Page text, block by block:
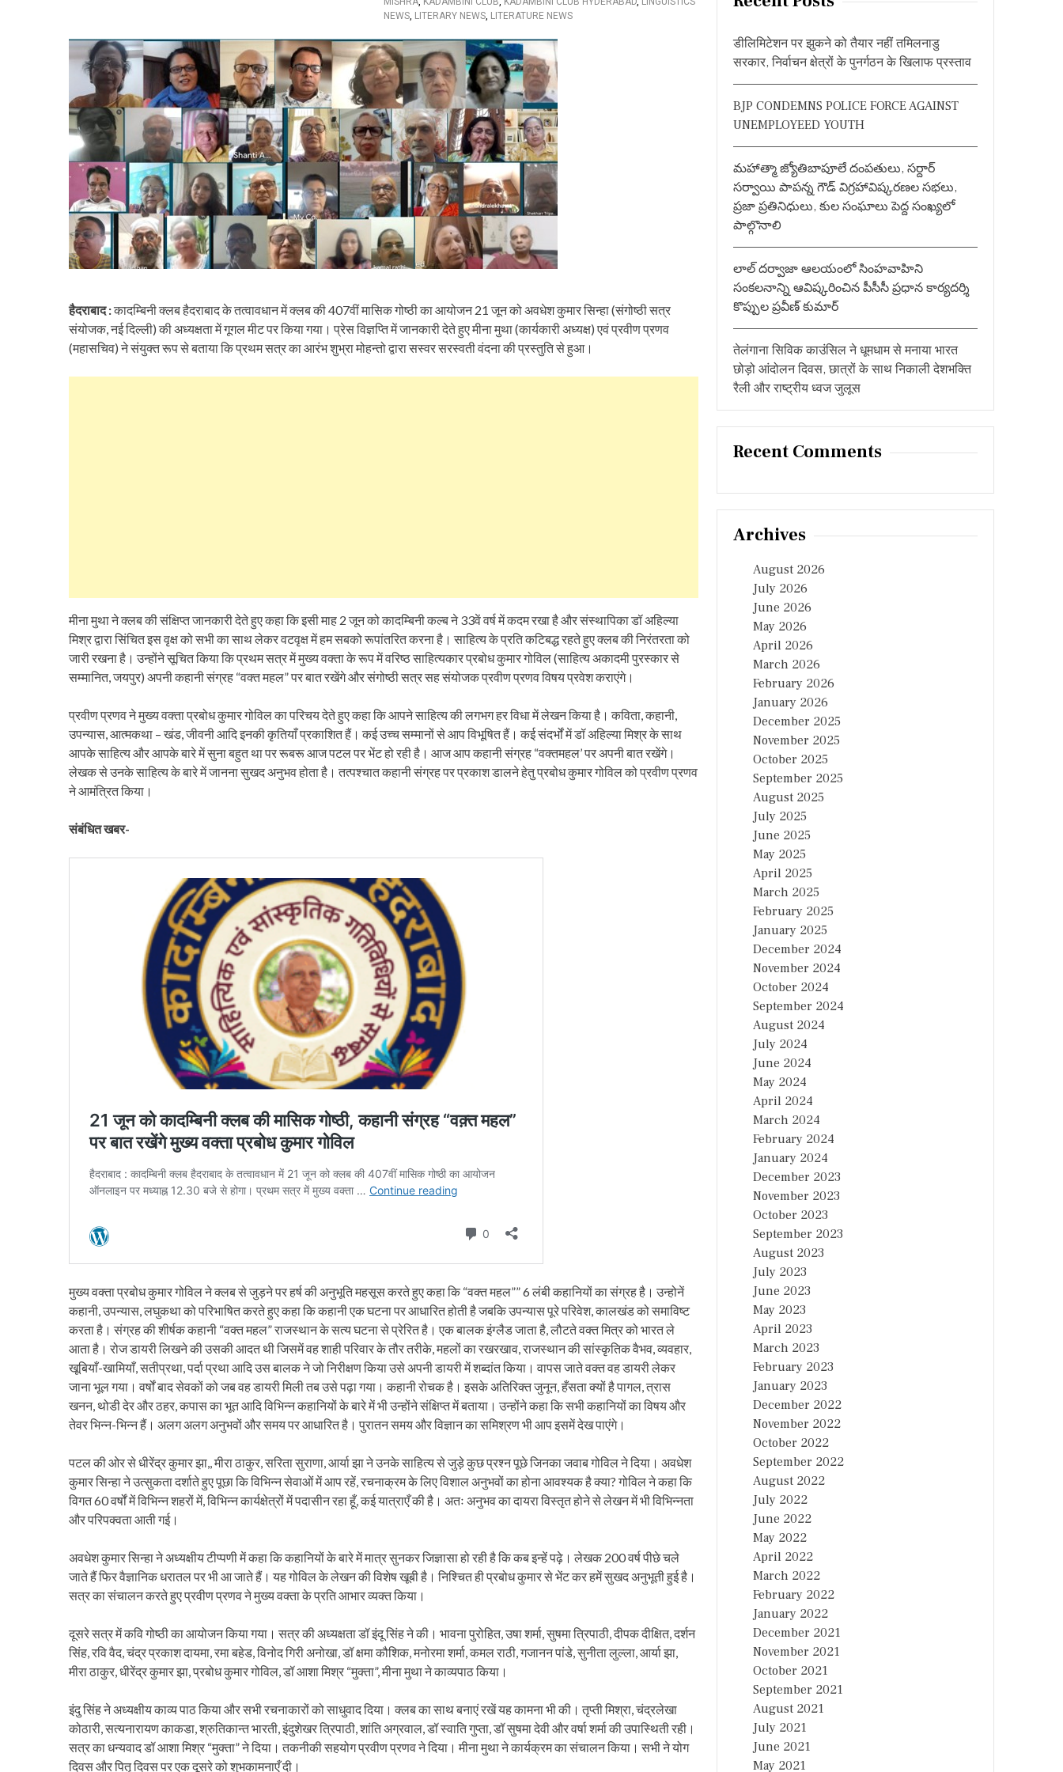
NEWS, LITERARY NEWS, LITERATURE NEWS
हैदराबाद :कादम्बिनी क्लब हैदराबाद के तत्वावधान में क्लब की 407वीं मासिक गोष्ठी का आयोजन 21 जून को अवधेश कुमार सिन्हा (संगोष्ठी सत्र
संयोजक, नई दिल्ली) की अध्यक्षता में गूगल मीट पर किया गया। प्रेस विज्ञप्ति में जानकारी देते हुए मीना मुथा (कार्यकारी अध्यक्ष) एवं प्रवीण प्रणव
(महासचिव) ने संयुक्त रूप से बताया कि प्रथम सत्र का आरंभ शुभ्रा मोहन्तो द्वारा सस्वर सरस्वती वंदना की प्रस्तुति से हुआ।
मीना मुथा ने क्लब की संक्षिप्त जानकारी देते हुए कहा कि इसी माह 2 जून को कादम्बिनी कल्ब ने 33वें वर्ष में कदम रखा है और संस्थापिका डॉ अहिल्या
मिश्र द्वारा सिंचित इस वृक्ष को सभी का साथ लेकर वटवृक्ष में हम सबको रूपांतरित करना है। साहित्य के प्रति कटिबद्ध रहते हुए क्लब की निरंतरता को
जारी रखना है। उन्होंने सूचित किया कि प्रथम सत्र में मुख्य वक्ता के रूप में वरिष्ठ साहित्यकार प्रबोध कुमार गोविल (साहित्य अकादमी पुरस्कार से
सम्मानित, जयपुर) अपनी कहानी संग्रह “वक्त महल” पर बात रखेंगे और संगोष्ठी सत्र सह संयोजक प्रवीण प्रणव विषय प्रवेश कराएंगे।
प्रवीण प्रणव ने मुख्य वक्ता प्रबोध कुमार गोविल का परिचय देते हुए कहा कि आपने साहित्य की लगभग हर विधा में लेखन किया है। कविता, कहानी,
उपन्यास, आत्मकथा – खंड, जीवनी आदि इनकी कृतियाँ प्रकाशित हैं। कई उच्च सम्मानों से आप विभूषित हैं। कई संदर्भों में डॉ अहिल्या मिश्र के साथ
आपके साहित्य और आपके बारे में सुना बहुत था पर रूबरू आज पटल पर भेंट हो रही है। आज आप कहानी संग्रह “वक्तमहल’ पर अपनी बात रखेंगे।
लेखक से उनके साहित्य के बारे में जानना सुखद अनुभव होता है। तत्पश्चात कहानी संग्रह पर प्रकाश डालने हेतु प्रबोध कुमार गोविल को प्रवीण प्रणव
ने आमंत्रित किया।
संबंधित खबर-
मुख्य वक्ता प्रबोध कुमार गोविल ने क्लब से जुड़ने पर हर्ष की अनुभूति महसूस करते हुए कहा कि “वक्त महल”” 6 लंबी कहानियों का संग्रह है। उन्होनें
कहानी, उपन्यास, लघुकथा को परिभाषित करते हुए कहा कि कहानी एक घटना पर आधारित होती है जबकि उपन्यास पूरे परिवेश, कालखंड को समाविष्ट
करता है। संग्रह की शीर्षक कहानी “वक्त महल” राजस्थान के सत्य घटना से प्रेरित है। एक बालक इंग्लैड जाता है, लौटते वक्त मित्र को भारत ले
आता है। रोज डायरी लिखने की उसकी आदत थी जिसमें वह शाही परिवार के तौर तरीके, महलों का रखरखाव, राजस्थान की सांस्कृतिक वैभव, व्यवहार,
खूबियाँ-खामियाँ, सतीप्रथा, पर्दा प्रथा आदि उस बालक ने जो निरीक्षण किया उसे अपनी डायरी में शब्दांत किया। वापस जाते वक्त वह डायरी लेकर
जाना भूल गया। वर्षों बाद सेवकों को जब वह डायरी मिली तब उसे पढ़ा गया। कहानी रोचक है। इसके अतिरिक्त जुनून, हँसता क्यों है पागल, त्रास
खनन, थोडी देर और ठहर, कपास का भूत आदि विभिन्न कहानियों के बारे में भी उन्होंने संक्षिप्त में बताया। उन्होंने कहा कि सभी कहानियों का विषय और
तेवर भिन्न-भिन्न हैं। अलग अलग अनुभवों और समय पर आधारित है। पुरातन समय और विज्ञान का समिश्रण भी आप इसमें देख पाएंगे।
पटल की ओर से धीरेंद्र कुमार झा,, मीरा ठाकुर, सरिता सुराणा, आर्या झा ने उनके साहित्य से जुड़े कुछ प्रश्न पूछे जिनका जवाब गोविल ने दिया। अवधेश
कुमार सिन्हा ने उत्सुकता दर्शाते हुए पूछा कि विभिन्न सेवाओं में आप रहें, रचनाक्रम के लिए विशाल अनुभवों का होना आवश्यक है क्या? गोविल ने कहा कि
विगत 60 वर्षों में विभिन्न शहरों में, विभिन्न कार्यक्षेत्रों में पदासीन रहा हूँ, कई यात्राएँ की है। अतः अनुभव का दायरा विस्तृत होने से लेखन में भी विभिन्नता
और परिपक्वता आती गई।
अवधेश कुमार सिन्हा ने अध्यक्षीय टीप्पणी में कहा कि कहानियों के बारे में मात्र सुनकर जिज्ञासा हो रही है कि कब इन्हें पढ़े। लेखक 200 वर्ष पीछे चले
जाते हैं फिर वैज्ञानिक धरातल पर भी आ जाते हैं। यह गोविल के लेखन की विशेष खूबी है। निश्चित ही प्रबोध कुमार से भेंट कर हमें सुखद अनुभूती हुई है।
सत्र का संचालन करते हुए प्रवीण प्रणव ने मुख्य वक्ता के प्रति आभार व्यक्त किया।
दूसरे सत्र में कवि गोष्ठी का आयोजन किया गया। सत्र की अध्यक्षता डॉ इंदू सिंह ने की। भावना पुरोहित, उषा शर्मा, सुषमा त्रिपाठी, दीपक दीक्षित, दर्शन
सिंह, रवि वैद, चंद्र प्रकाश दायमा, रमा बहेड, विनोद गिरी अनोखा, डॉ क्षमा कौशिक, मनोरमा शर्मा, कमल राठी, गजानन पांडे, सुनीता लुल्ला, आर्या झा,
मीरा ठाकुर, धीरेंद्र कुमार झा, प्रबोध कुमार गोविल, डॉ आशा मिश्र “मुक्ता”, मीना मुथा ने काव्यपाठ किया।
इंदु सिंह ने अध्यक्षीय काव्य पाठ किया और सभी रचनाकारों को साधुवाद दिया। क्लब का साथ बनाएं रखें यह कामना भी की। तृप्ती मिश्रा, चंद्रलेखा
कोठारी, सत्यनारायण काकडा, श्रुतिकान्त भारती, इंदुशेखर त्रिपाठी, शांति अग्रवाल, डॉ स्वाति गुप्ता, डॉ सुषमा देवी और वर्षा शर्मा की उपास्थिती रही।
सत्र का धन्यवाद डॉ आशा मिश्र “मुक्ता” ने दिया। तकनीकी सहयोग प्रवीण प्रणव ने दिया। मीना मुथा ने कार्यक्रम का संचालन किया। सभी ने योग
दिवस और पितृ दिवस पर एक दूसरे को शुभकामनाएँ दी।
डीलिमिटेशन पर झुकने को तैयार नहीं तमिलनाडु
सरकार, निर्वाचन क्षेत्रों के पुनर्गठन के खिलाफ प्रस्ताव
BJP CONDEMNS POLICE FORCE AGAINST
UNEMPLOYEED YOUTH
మహాత్మా జ్యోతిబాపూలే దంపతులు, సర్దార్
సర్వాయి పాపన్న గౌడ్ విగ్రహావిష్కరణల సభలు,
ప్రజా ప్రతినిధులు, కుల సంఘాలు పెద్ద సంఖ్యలో
పాల్గొనాలి
లాల్ దర్వాజా ఆలయంలో సింహవాహిని
సంకలనాన్ని ఆవిష్కరించిన పీసీసీ ప్రధాన కార్యదర్శి
కొప్పుల ప్రవీణ్ కుమార్
तेलंगाना सिविक काउंसिल ने धूमधाम से मनाया भारत
छोड़ो आंदोलन दिवस, छात्रों के साथ निकाली देशभक्ति
रैली और राष्ट्रीय ध्वज जुलूस
Recent Comments
Archives
August 2026
July 2026
June 2026
May 2026
April 2026
March 2026
February 2026
January 2026
December 2025
November 2025
October 2025
September 2025
August 2025
July 2025
June 2025
May 2025
April 2025
March 2025
February 2025
January 2025
December 2024
November 2024
October 2024
September 2024
August 2024
July 2024
June 2024
May 2024
April 2024
March 2024
February 2024
January 2024
December 2023
November 2023
October 2023
September 2023
August 2023
July 2023
June 2023
May 2023
April 2023
March 2023
February 2023
January 2023
December 2022
November 2022
October 2022
September 2022
August 2022
July 2022
June 2022
May 2022
April 2022
March 2022
February 2022
January 2022
December 2021
November 2021
October 2021
September 2021
August 2021
July 2021
June 2021
May 2021